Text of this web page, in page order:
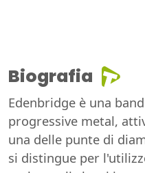
Biografia
Edenbridge è una
progressive metal,
una delle punte di
si distingue per